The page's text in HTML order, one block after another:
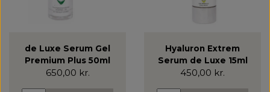
de Luxe Serum Gel
Premium Plus 50ml
650,00 kr.
Hyaluron Extrem
Serum de Luxe 15ml
450,00 kr.